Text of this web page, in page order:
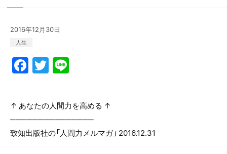
2016年12月30日
人生
F
a
c
e
b
T
w
itt
er
e
↑ あなたの人間力を高める ↑
───────────────
致知出版社の「人間力メルマガ」 2016.12.31